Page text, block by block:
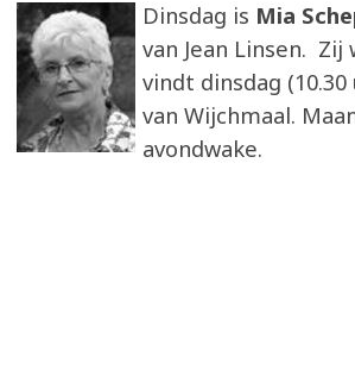
Dinsdag is Mia
van Jean Linsen.
vindt dinsdag
van Wijchmaal.
avondwake.